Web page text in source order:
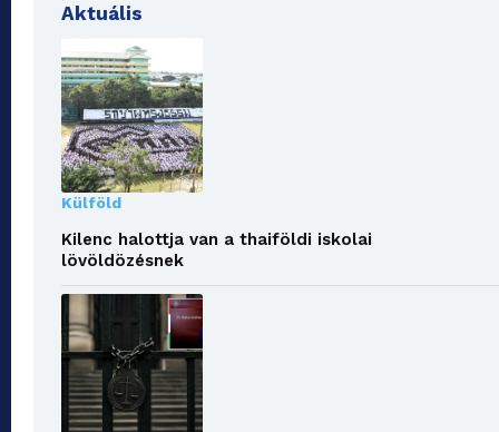
Aktuális
Külföld
Kilenc halottja van a thaiföldi iskolai
lövöldözésnek